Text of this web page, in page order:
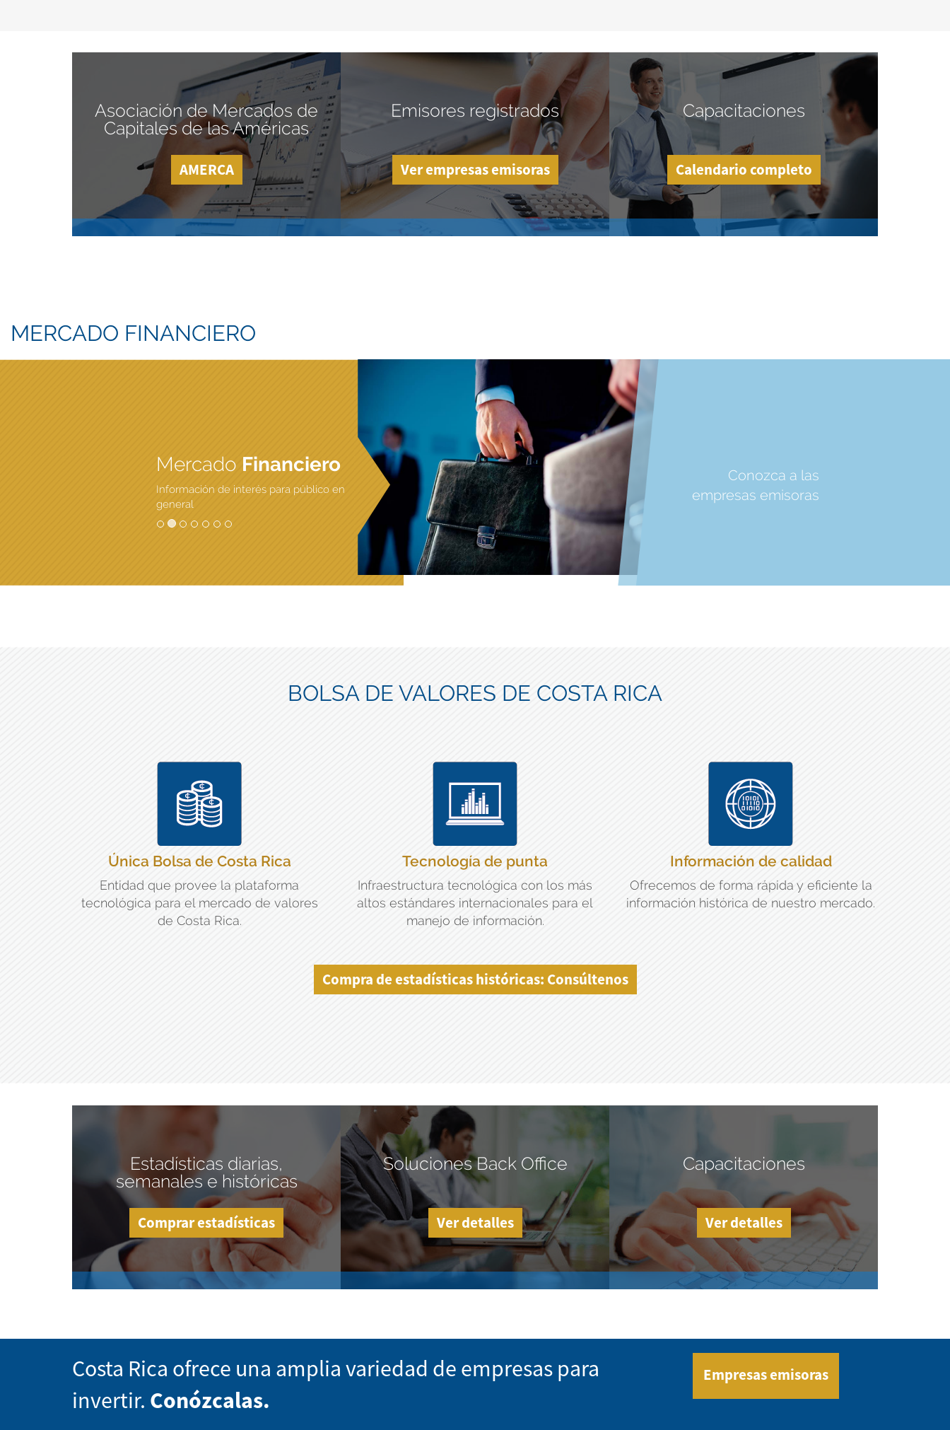
Asociación de Mercados de
Capitales de las Américas
AMERCA
Emisores registrados
Ver empresas emisoras
Capacitaciones
Calendario completo
MERCADO FINANCIERO
Mercado Financiero
Información de interés para público en
general
Conozca a las
empresas emisoras
BOLSA DE VALORES DE COSTA RICA
Única Bolsa de Costa Rica
Entidad que provee la plataforma
tecnológica para el mercado de valores
de Costa Rica.
Tecnología de punta
Infraestructura tecnológica con los más
altos estándares internacionales para el
manejo de información.
Información de calidad
Ofrecemos de forma rápida y eficiente la
información histórica de nuestro mercado.
Compra de estadísticas históricas: Consúltenos
Estadísticas diarias,
semanales e históricas
Comprar estadísticas
Soluciones Back Office
Ver detalles
Capacitaciones
Ver detalles
Costa Rica ofrece una amplia variedad de empresas para
invertir. Conózcalas.
Empresas emisoras